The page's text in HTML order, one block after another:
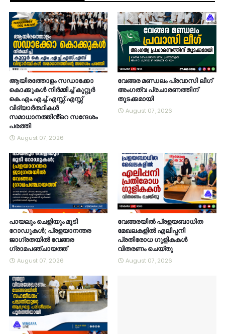
ആയിരത്തോളം സഡാക്കോ
കൊക്കുകൾ നിർമ്മിച്ച് കുറ്റൂർ
കെ.എം.എച്ച്.എസ്സ്.എസ്സ്
വിദ്യാർത്ഥികൾ
സമാധാനത്തിൻ്റെ സന്ദേശം
പരത്തി
August 07, 2026
വേങ്ങര മണ്ഡലം പ്രവാസി ലീഗ്
അംഗത്വ പ്രചാരണത്തിന്
തുടക്കമായി
August 07, 2026
പായലും ചെളിയും മൂടി
റോഡുകൾ; പ്രളയാനന്തര
ജാഗ്രതയിൽ വേങ്ങര
ഗ്രാമപഞ്ചായത്ത്
August 07, 2026
വേങ്ങരയിൽ പ്രളയബാധിത
മേഖലകളിൽ എലിപ്പനി
പ്രതിരോധ ഗുളികകൾ
വിതരണം ചെയ്തു
August 07, 2026